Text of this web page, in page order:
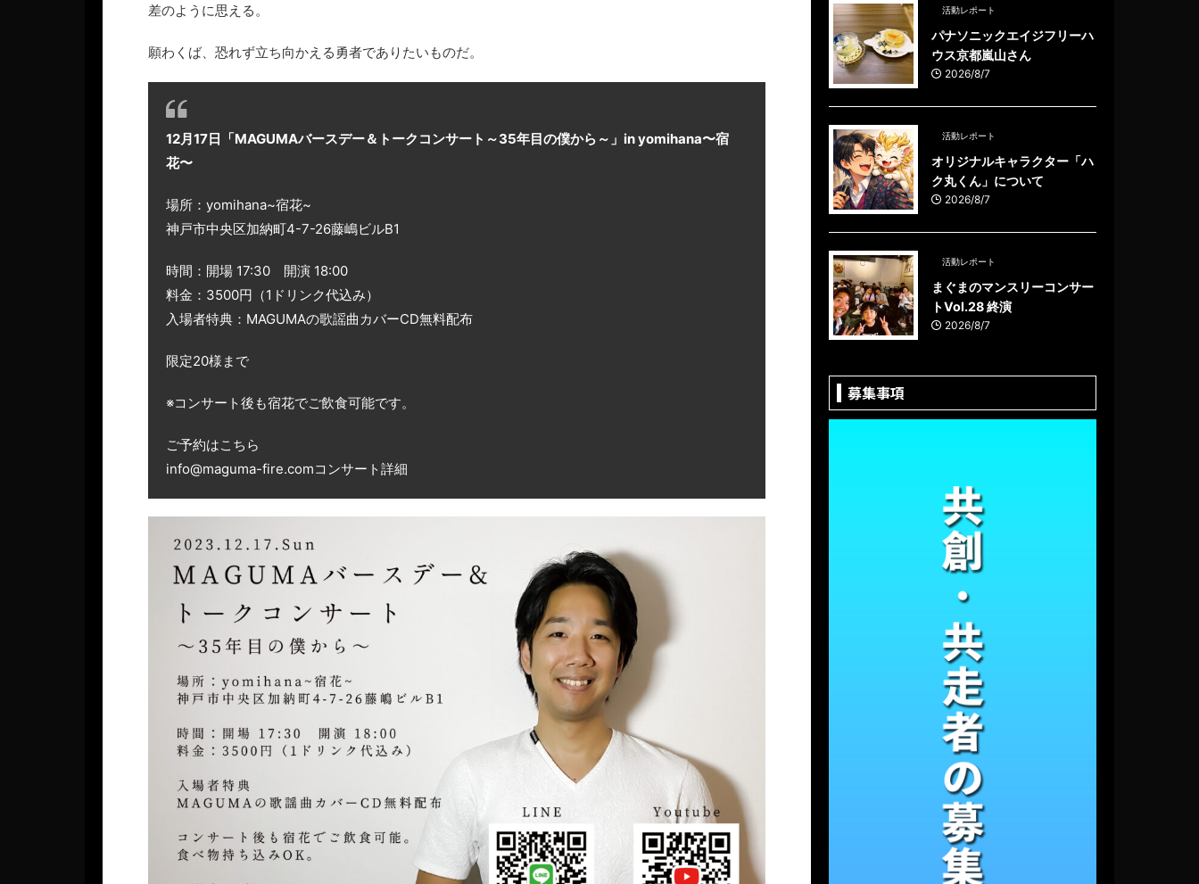
差のように思える。
願わくば、恐れず立ち向かえる勇者でありたいものだ。
12月17日「MAGUMAバースデー＆トークコンサート～35年目の僕から～」in yomihana〜宿
花〜
場所：yomihana~宿花~
神戸市中央区加納町4-7-26藤嶋ビルB1
時間：開場 17:30 開演 18:00
料金：3500円（1ドリンク代込み）
入場者特典：MAGUMAの歌謡曲カバーCD無料配布
限定20様まで
※コンサート後も宿花でご飲食可能です。
ご予約はこちら
info@maguma-fire.comコンサート詳細
活動レポート
パナソニックエイジフリーハ
ウス京都嵐山さん
2026/8/7
活動レポート
オリジナルキャラクター「ハ
ク丸くん」について
2026/8/7
活動レポート
まぐまのマンスリーコンサー
トVol.28 終演
2026/8/7
募集事項